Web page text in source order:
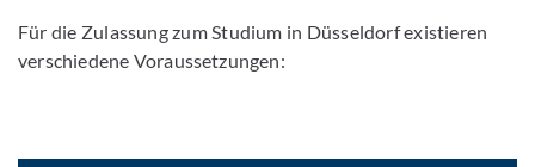
Für die Zulassung zum Studium in Düsseldorf existieren
verschiedene Voraussetzungen: